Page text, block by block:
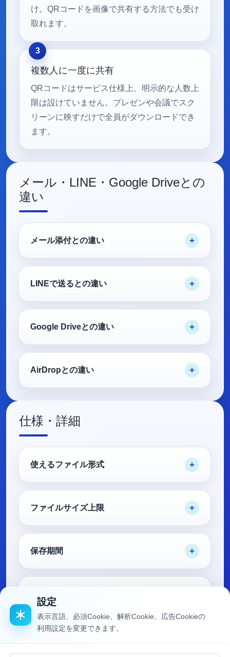
け。QRコードを画像で共有する方法でも受け
取れます。
複数人に一度に共有
QRコードはサービス仕様上、明示的な人数上
限は設けていません。プレゼンや会議でスク
リーンに映すだけで全員がダウンロードでき
ます。
メール・LINE・Google Driveとの
違い
メール添付との違い
LINEで送るとの違い
Google Driveとの違い
AirDropとの違い
仕様・詳細
使えるファイル形式
ファイルサイズ上限
保存期間
設定
表示言語、必須Cookie、解析Cookie、広告Cookieの
利用設定を変更できます。